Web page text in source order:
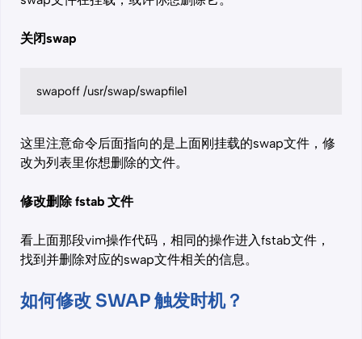
关闭swap
swapoff /usr/swap/swapfile1
这里注意命令后面指向的是上面刚挂载的swap文件，修
改为列表里你想删除的文件。
修改删除 fstab 文件
看上面那段vim操作代码，相同的操作进入fstab文件，
找到并删除对应的swap文件相关的信息。
如何修改 SWAP 触发时机？